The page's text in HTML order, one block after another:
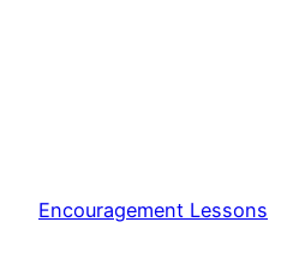
Encouragement Lessons